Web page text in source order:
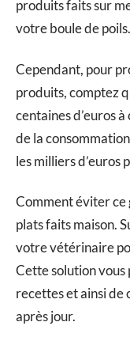
produits faits sur
votre boule de poils.
Cependant, pour
produits, comptez
centaines d’euros
de la
les milliers d’euros
Comment éviter ce
plats faits maison.
votre vétérinaire
Cette solution
recettes et ainsi de
après jour.